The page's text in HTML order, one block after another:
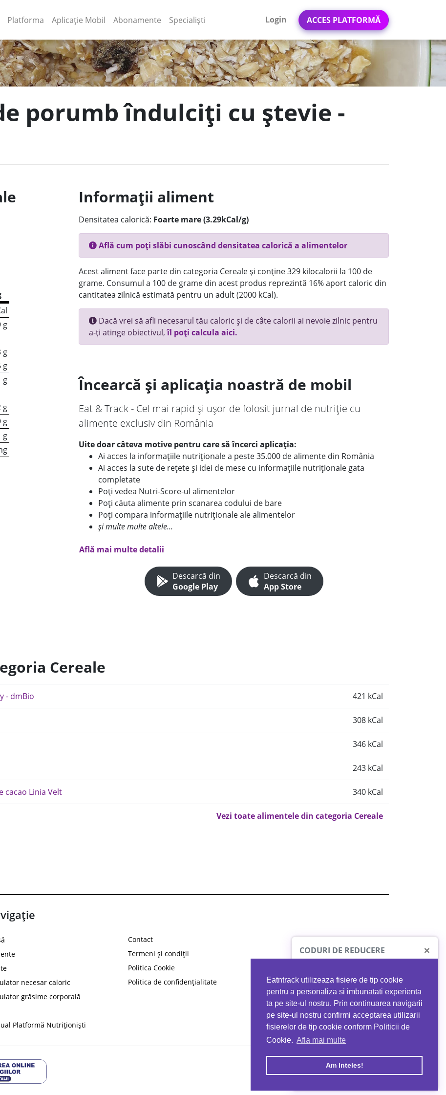
Eatntrack utilizeaza fisiere de tip cookie
pentru a personaliza si imbunatati experienta
ta pe site-ul nostru. Prin continuarea navigarii
pe site-ul nostru confirmi acceptarea utilizarii
fisierelor de tip cookie conform Politicii de
Cookie. Afla mai multe
Am Inteles!
Platforma (current)
Aplicație Mobil (current)
Abonamente Specialiști Login ACCES PLATFORMĂ
porumb îndulciți cu ștevie -
g
g
g
g
g
g
g
Informații aliment
Densitatea calorică: Foarte mare (3.29kCal/g)
Află cum poți slăbi cunoscând densitatea calorică a alimentelor
Acest aliment face parte din categoria Cereale și conține 329 kilocalorii la 100 de
grame. Consumul a 100 de grame din acest produs reprezintă 16% aport caloric din
cantitatea zilnică estimată pentru un adult (2000 kCal).
Dacă vrei să afli necesarul tău caloric și de câte calorii ai nevoie zilnic pentru
a-ți atinge obiectivul,îl poți calcula aici.
Încearcă și aplicația noastră de mobil
Eat & Track - Cel mai rapid și ușor de folosit jurnal de nutriție cu
alimente exclusiv din România
Uite doar câteva motive pentru care să încerci aplicația:
Ai acces la informațiile nutriționale a peste 35.000 de alimente din România
Ai acces la sute de rețete și idei de mese cu informațiile nutriționale gata
completate
Poți vedea Nutri-Score-ul alimentelor
Poți căuta alimente prin scanarea codului de bare
Poți compara informațiile nutriționale ale alimentelor
și multe multe altele...
Află mai multe detalii
Descarcă din
Google Play
Descarcă din
App Store
Cereale
- dmBio 421 kCal
308 kCal
346 kCal
243 kCal
cacao Linia Velt 340 kCal
Vezi toate alimentele din categoria Cereale
necesar caloric
grăsime corporală
Platformă Nutriționiști
Contact
Termeni și condiții
Politica Cookie
Politica de confidențialitate
CODURI DE REDUCERE ×
PROTO41
reducere la orice comandă
EATNTRACK
MYPROTEIN
Ai40%reducere la orice comandă
folosind codul EATTRACK